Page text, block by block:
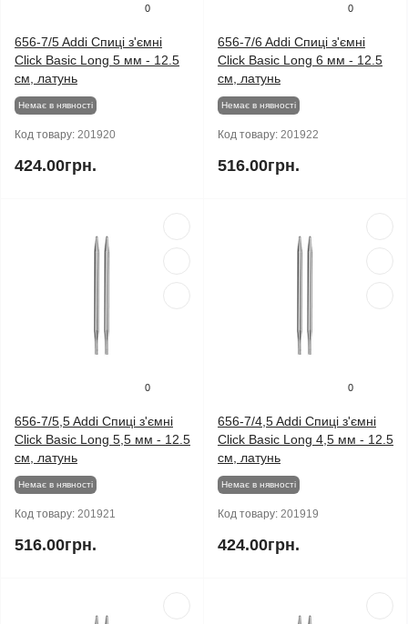
0
656-7/5 Addi Спиці з'ємні
Click Basic Long 5 мм - 12.5
см, латунь
Немає в нявності
Код товару: 201920
424.00грн.
0
656-7/6 Addi Спиці з'ємні
Click Basic Long 6 мм - 12.5
см, латунь
Немає в нявності
Код товару: 201922
516.00грн.
0
656-7/5,5 Addi Спиці з'ємні
Click Basic Long 5,5 мм - 12.5
см, латунь
Немає в нявності
Код товару: 201921
516.00грн.
0
656-7/4,5 Addi Спиці з'ємні
Click Basic Long 4,5 мм - 12.5
см, латунь
Немає в нявності
Код товару: 201919
424.00грн.